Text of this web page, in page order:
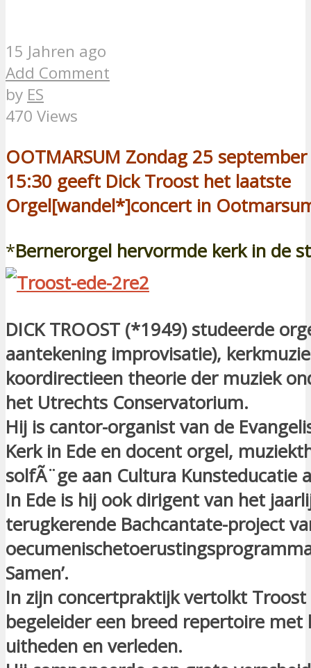
15 Jahren ago
Add Comment
by ES
470 Views
OOTMARSUM Zondag 25
15:30 geeft Dick Troost het laatste
Orgel[wandel*]concert in
*Bernerorgel hervormde kerk in de
DICK TROOST (*1949) studeerde
aantekening improvisatie),
koordirectieen theorie der muziek
het Utrechts Conservatorium.
Hij is cantor-organist van de
Kerk in Ede en docent orgel,
solfÃ¨ge aan Cultura Kunsteducatie
In Ede is hij ook dirigent van het
terugkerende Bachcantate-project
oecumenischetoerustingsprogramma
Samen’.
In zijn concertpraktijk vertolkt Troost
begeleider een breed repertoire
uitheden en verleden.